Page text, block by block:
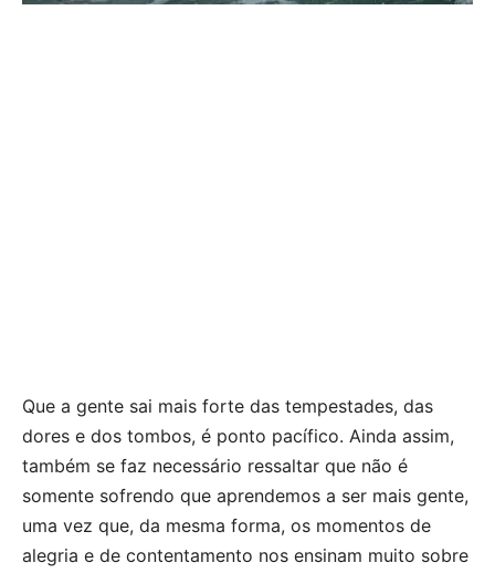
Que a gente sai mais forte das tempestades, das
dores e dos tombos, é ponto pacífico. Ainda assim,
também se faz necessário ressaltar que não é
somente sofrendo que aprendemos a ser mais gente,
uma vez que, da mesma forma, os momentos de
alegria e de contentamento nos ensinam muito sobre